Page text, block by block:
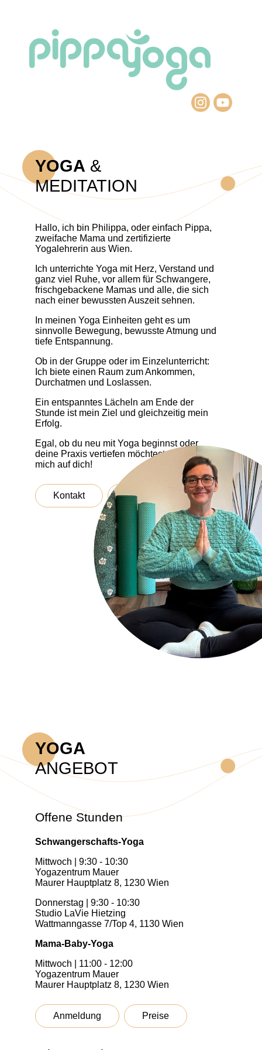
YOGA &
MEDITATION
Hallo, ich bin Philippa, oder einfach Pippa,
zweifache Mama und zertifizierte
Yogalehrerin aus Wien.
Ich unterrichte Yoga mit Herz, Verstand und
ganz viel Ruhe, vor allem für Schwangere,
frischgebackene Mamas und alle, die sich
nach einer bewussten Auszeit sehnen.
In meinen Yoga Einheiten geht es um
sinnvolle Bewegung, bewusste Atmung und
tiefe Entspannung.
Ob in der Gruppe oder im Einzelunterricht:
Ich biete einen Raum zum Ankommen,
Durchatmen und Loslassen.
Ein entspanntes Lächeln am Ende der
Stunde ist mein Ziel und gleichzeitig mein
Erfolg.
Egal, ob du neu mit Yoga beginnst oder
deine Praxis vertiefen möchtest, ich freue
mich auf dich!
Kontakt Über Mich
YOGA
ANGEBOT
Offene Stunden
Schwangerschafts-Yoga
Mittwoch | 9:30 - 10:30
Yogazentrum Mauer
Maurer Hauptplatz 8, 1230 Wien
Donnerstag | 9:30 - 10:30
Studio LaVie Hietzing
Wattmanngasse 7/Top 4, 1130 Wien
Mama-Baby-Yoga
Mittwoch | 11:00 - 12:00
Yogazentrum Mauer
Maurer Hauptplatz 8, 1230 Wien
Anmeldung Preise